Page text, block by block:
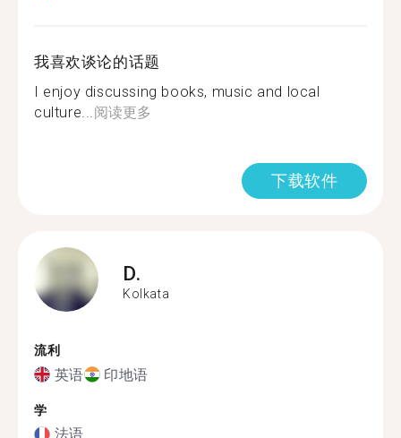
我喜欢谈论的话题
I enjoy discussing books, music and local
culture...阅读更多
下载软件
D.
Kolkata
流利
英语 印地语
学
法语